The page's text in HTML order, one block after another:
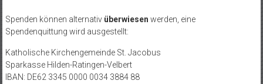
Spenden können alternativ überwiesen werden, eine
Spendenquittung wird ausgestellt:
Katholische Kirchengemeinde St. Jacobus
Sparkasse Hilden-Ratingen-Velbert
IBAN: DE62 3345 0000 0034 3884 88